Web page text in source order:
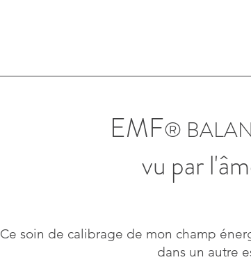
EMF®
vu par
Ce soin de calibrage de mon champ
dans un autre